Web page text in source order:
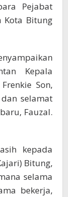
Pejabat
Kota Bitung
Kepala
Son,
selamat
Fauzal.
kepada
Bitung,
selama
bekerja,